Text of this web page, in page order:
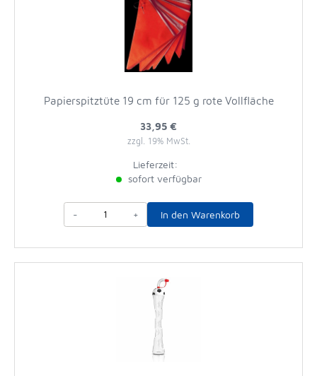
Papierspitztüte 19 cm für 125 g rote Vollfläche
33,95 €
zzgl. 19% MwSt.
Lieferzeit:
sofort verfügbar
- + In den Warenkorb